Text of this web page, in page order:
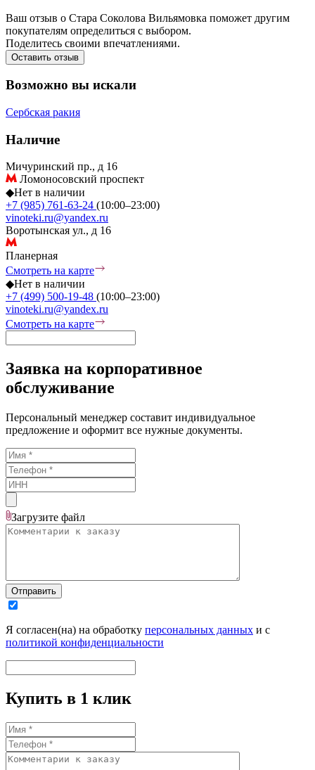
Ваш отзыв о Стара Соколова Вильямовка поможет другим
покупателям определиться с выбором.
Поделитесь своими впечатлениями.
Оставить отзыв
Возможно вы искали
Сербская ракия
Наличие
Мичуринский пр., д 16
Ломоносовский проспект
◆Нет в наличии
+7 (985) 761-63-24 (10:00–23:00)
vinoteki.ru@yandex.ru
Воротынская ул., д 16
Планерная
Смотреть на карте
◆Нет в наличии
+7 (499) 500-19-48 (10:00–23:00)
vinoteki.ru@yandex.ru
Смотреть на карте
Заявка на корпоративное
обслуживание
Персональный менеджер составит индивидуальное
предложение и оформит все нужные документы.
Загрузите файл
Отправить
Я согласен(на) на обработку персональных данных и с
политикой конфиденциальности
Купить в 1 клик